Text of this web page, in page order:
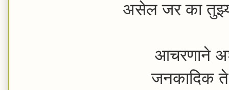
असेल जर का
आचरणाने
जनकादिक